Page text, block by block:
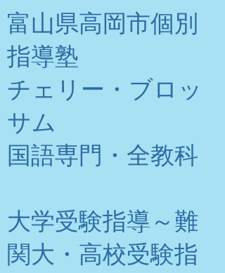
富山県高岡市個別
指導塾
チェリー・ブロッ
サム
​国語専門・全教科
大学受験指導～難
関大・高校受験指